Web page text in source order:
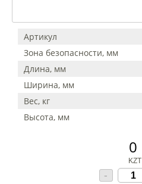
Артикул
Зона безопасности, мм
Длина, мм
Ширина, мм
Вес, кг
Высота, мм
0
KZT
-